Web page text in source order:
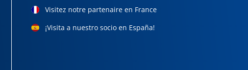
Visitez notre partenaire en France
¡Visita a nuestro socio en España!